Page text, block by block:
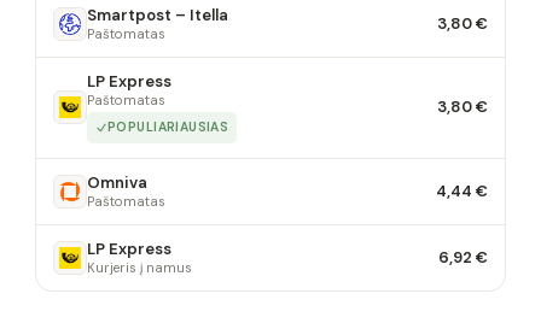
Smartpost – Itella
Paštomatas 3,80 €
LP Express
Paštomatas
POPULIARIAUSIAS
3,80 €
Omniva
Paštomatas 4,44 €
LP Express
Kurjeris į namus 6,92 €